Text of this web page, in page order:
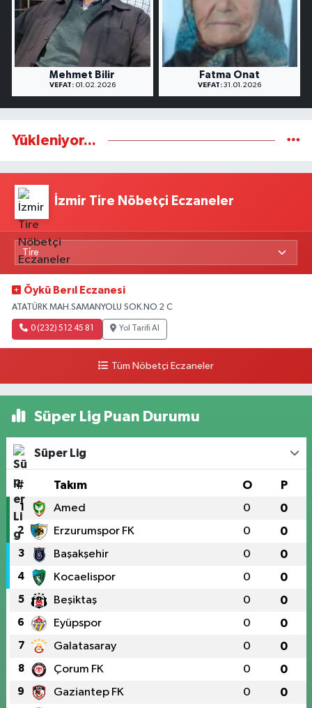
Mehmet Bilir
VEFAT:01.02.2026
Fatma Onat
VEFAT: 31.01.2026
Yükleniyor...
İzmir Tire Nöbetçi Eczaneler
Öykü Berıl Eczanesi
ATATÜRK MAH.SAMANYOLU SOK.NO.2 C
0 (232) 512 45 81 Yol Tarifi Al
Tüm Nöbetçi Eczaneler
Süper Lig Puan Durumu
Süper Lig
# Takım O P
1 Amed 0 0
2 Erzurumspor FK 0 0
3 Başakşehir 0 0
4 Kocaelispor 0 0
5 Beşiktaş 0 0
6 Eyüpspor 0 0
7 Galatasaray 0 0
8 Çorum FK 0 0
9 Gaziantep FK 0 0